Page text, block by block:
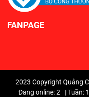
FANPAGE
2023 Copyright Quảng
Đang online: 2
|Tuần: 1